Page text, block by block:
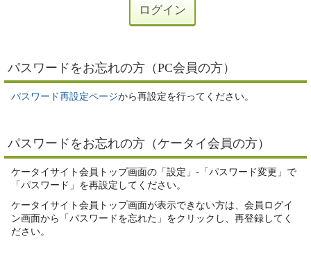
パスワードをお忘れの方（PC会員の方）
パスワード再設定ページから再設定を行ってください。
パスワードをお忘れの方（ケータイ会員の方）
ケータイサイト会員トップ画面の「設定」-「パスワード変更」で
「パスワード」を再設定してください。
ケータイサイト会員トップ画面が表示できない方は、会員ログイ
ン画面から「パスワードを忘れた」をクリックし、再登録してく
ださい。